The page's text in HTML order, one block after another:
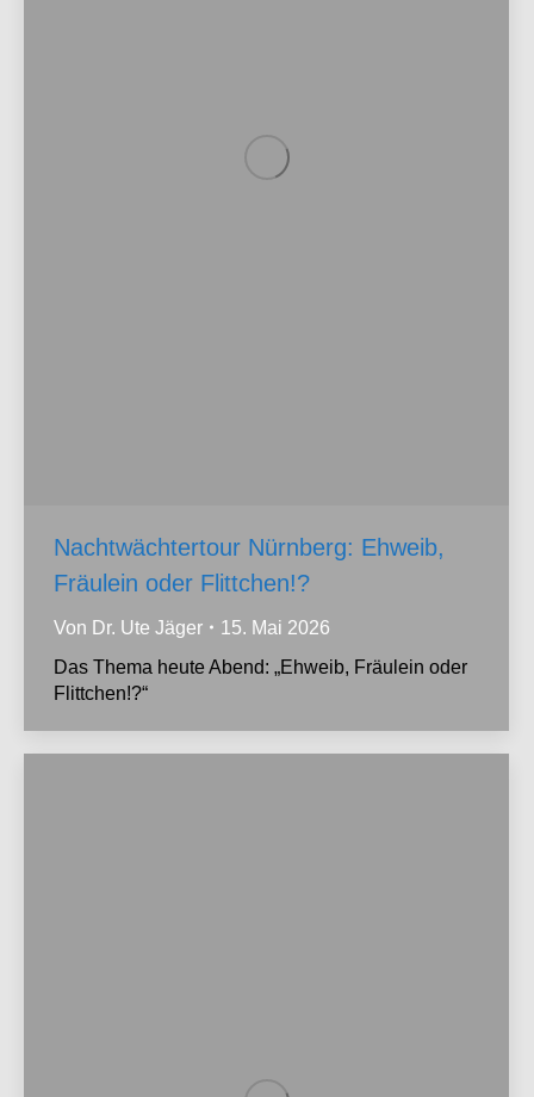
Nachtwächtertour Nürnberg: Ehweib,
Fräulein oder Flittchen!?
Von Dr. Ute Jäger
15. Mai 2026
Das Thema heute Abend: „Ehweib, Fräulein oder
Flittchen!?“